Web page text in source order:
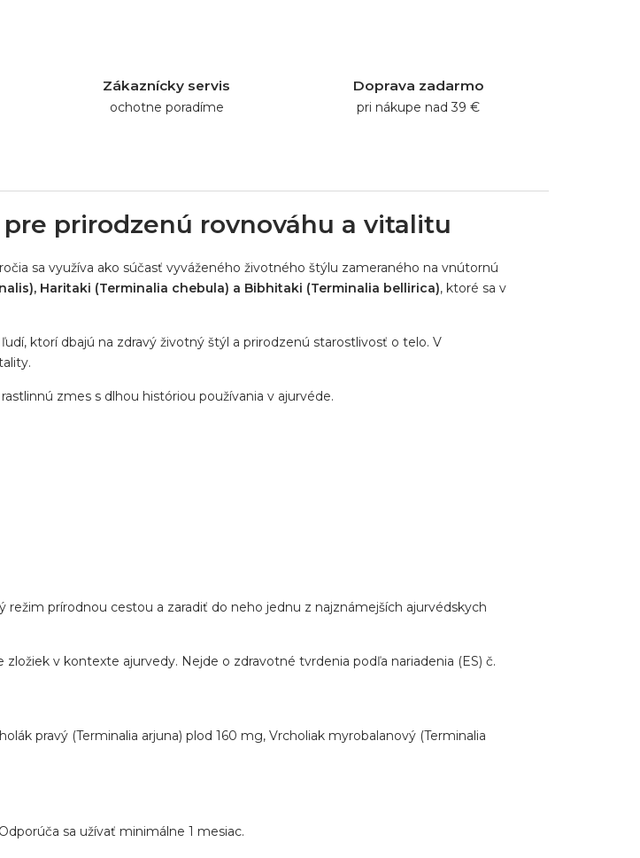
Zákaznícky servis
ochotne poradíme
Doprava zadarmo
pri nákupe nad 39 €
prirodzenú rovnováhu a vitalitu
sa využíva ako súčasť vyváženého životného štýlu zameraného na vnútornú
Haritaki (Terminalia chebula) a Bibhitaki (Terminalia bellirica), ktoré sa v
ktorí dbajú na zdravý životný štýl a prirodzenú starostlivosť o telo. V
zmes s dlhou históriou používania v ajurvéde.
prírodnou cestou a zaradiť do neho jednu z najznámejších ajurvédskych
v kontexte ajurvedy. Nejde o zdravotné tvrdenia podľa nariadenia (ES) č.
pravý (Terminalia arjuna) plod 160 mg, Vrcholiak myrobalanový (Terminalia
Odporúča sa užívať minimálne 1 mesiac.